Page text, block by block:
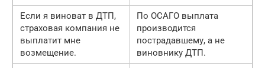
Если я виноват в ДТП,
страховая компания не
выплатит мне
возмещение.
По ОСАГО выплата
производится
пострадавшему, а не
виновнику ДТП.